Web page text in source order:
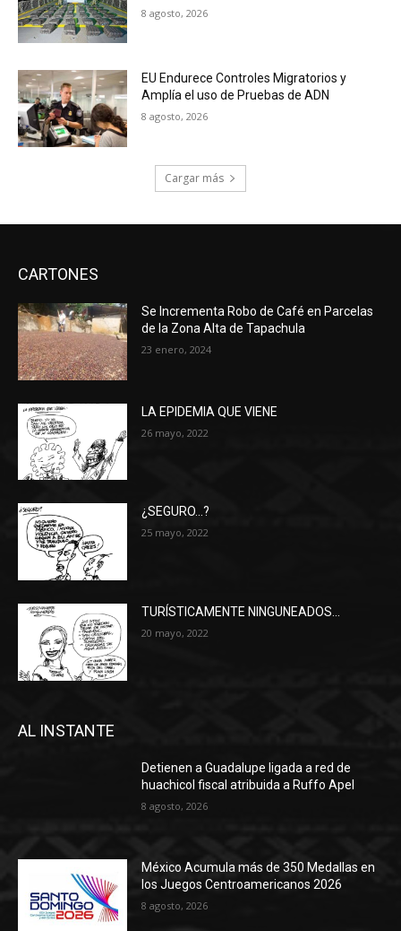
8 agosto, 2026
EU Endurece Controles Migratorios y
Amplía el uso de Pruebas de ADN
8 agosto, 2026
Cargar más
CARTONES
Se Incrementa Robo de Café en Parcelas
de la Zona Alta de Tapachula
23 enero, 2024
LA EPIDEMIA QUE VIENE
26 mayo, 2022
¿SEGURO…?
25 mayo, 2022
TURÍSTICAMENTE NINGUNEADOS…
20 mayo, 2022
AL INSTANTE
Detienen a Guadalupe ligada a red de
huachicol fiscal atribuida a Ruffo Apel
8 agosto, 2026
México Acumula más de 350 Medallas en
los Juegos Centroamericanos 2026
8 agosto, 2026